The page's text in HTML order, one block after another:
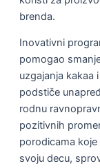
brenda.
Inovativni
pomogao
uzgajanja kakaa
podstiče
rodnu
pozitivnih
porodicama
svoju decu,